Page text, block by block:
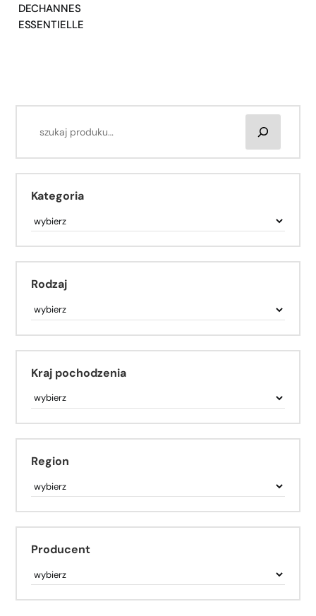
DECHANNES
ESSENTIELLE
Kategoria
Rodzaj
Kraj pochodzenia
Region
Producent